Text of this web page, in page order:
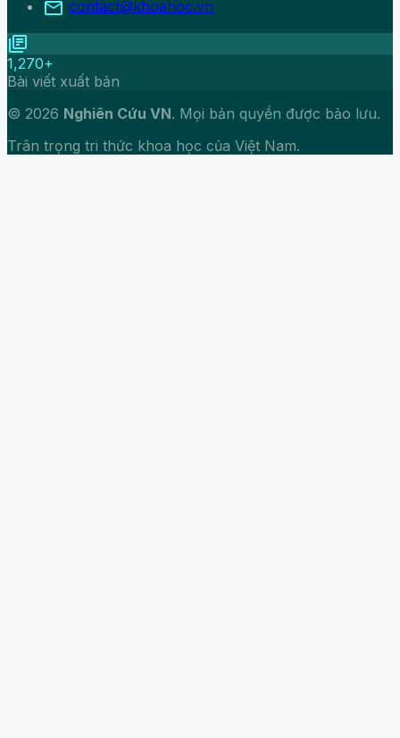
mail contact@khoahoc.vn
library_books
1,270+
Bài viết xuất bản
© 2026 Nghiên Cứu VN. Mọi bản quyền được bảo lưu.
Trân trọng tri thức khoa học của Việt Nam.